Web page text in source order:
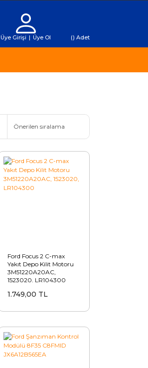
Üye Girişi | Üye Ol () Adet
Ford Focus 2 C-max
Yakıt Depo Kilit Motoru
3M51220A20AC,
1523020, LR104300
1.749,00 TL